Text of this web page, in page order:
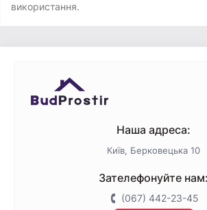
використання.
Наша адреса:
Київ, Берковецька 10
Зателефонуйте нам:
(067) 442-23-45